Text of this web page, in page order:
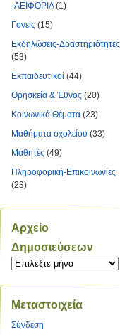
-ΑΕΙΦΟΡΙΑ(1)
Γονείς (15)
Εκδηλώσεις-Δραστηριότητες
(53)
Εκπαιδευτικοί (44)
Θρησκεία & Έθνος (20)
Κοινωνικά Θέματα (23)
Μαθήματα σχολείου (33)
Μαθητές (49)
Πληροφορική-Επικοινωνίες
(23)
Αρχείο
Δημοσιεύσεων
Αρχείο
Μεταστοιχεία
Σύνδεση